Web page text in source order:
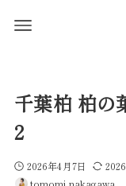
千葉柏 柏の
2
2026年4月7日
tomomi nakagawa